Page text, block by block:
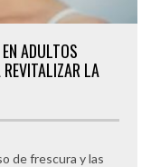
ADULTOS
REVITALIZAR LA
de frescura y las